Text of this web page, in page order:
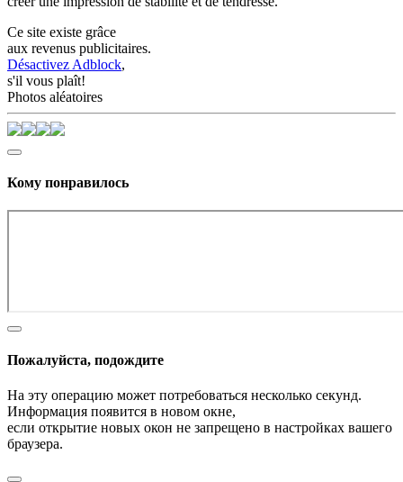
Ce site existe grâce
aux revenus publicitaires.
Désactivez Adblock,
s'il vous plaît!
Photos aléatoires
Кому понравилось
Пожалуйста, подождите
На эту операцию может потребоваться несколько секунд.
Информация появится в новом окне,
если открытие новых окон не запрещено в настройках вашего
браузера.